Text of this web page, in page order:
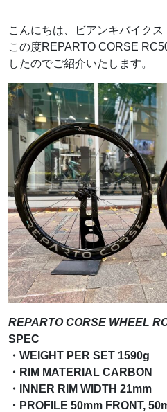
こんにちは、ビアンキバイクス
この度REPARTO CORSE
したのでご紹介いたします。
REPARTO CORSE WHEEL
SPEC
・WEIGHT PER SET 1590g
・RIM MATERIAL CARBON
・INNER RIM WIDTH 21mm
・PROFILE 50mm FRONT,